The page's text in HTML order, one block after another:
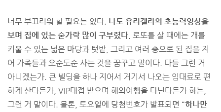
너무 부끄러워 할 필요는 없다. 나도 유리겔라의 초능력영상을
보며 집에 있는 숟가락 많이 구부렸다. 로또를 살 때에는 개를
키울 수 있는 넓은 마당과 텃밭, 그리고 여러 층으로 된 집을 지
어 가족들과 오순도순 사는 것을 꿈꾸고 말이다. 다들 그런 거
아니겠는가. 큰 빌딩을 하나 지어서 거기서 나오는 임대료로 편
하게 산다든가, VIP대접 받으며 해외여행을 다닌다든가 하는,
그런 거 말이다. 물론, 토요일에 당첨번호가 발표되면 "하나만